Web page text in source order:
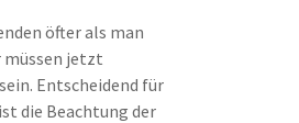
öfter als man
jetzt
Entscheidend für
die Beachtung der